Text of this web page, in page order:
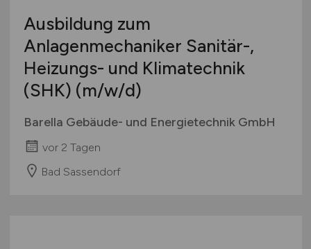
Ausbildung zum
Anlagenmechaniker Sanitär-,
Heizungs- und Klimatechnik
(SHK) (m/w/d)
Barella Gebäude- und Energietechnik GmbH
vor 2 Tagen
Bad Sassendorf